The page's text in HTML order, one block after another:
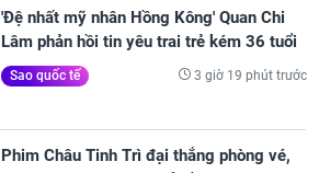
'Đệ nhất mỹ nhân Hồng Kông' Quan Chi
Lâm phản hồi tin yêu trai trẻ kém 36 tuổi
Sao quốc tế 3 giờ 19 phút trước
Phim Châu Tinh Trì đại thắng phòng vé,